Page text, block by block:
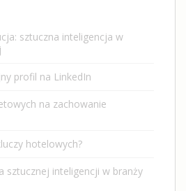
sztuczna inteligencja w
profil na LinkedIn
na zachowanie
hotelowych?
sztucznej inteligencji w branży